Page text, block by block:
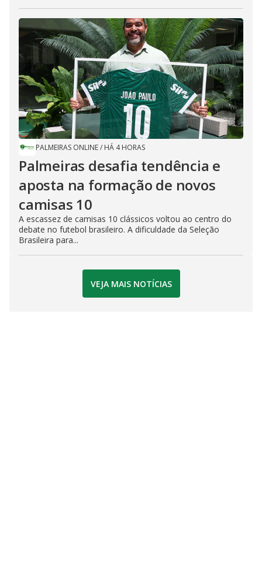
PALMEIRAS ONLINE/ HÁ 4 HORAS
Palmeiras desafia tendência e
aposta na formação de novos
camisas 10
A escassez de camisas 10 clássicos voltou ao centro do
debate no futebol brasileiro. A dificuldade da Seleção
Brasileira para...
VEJA MAIS NOTÍCIAS